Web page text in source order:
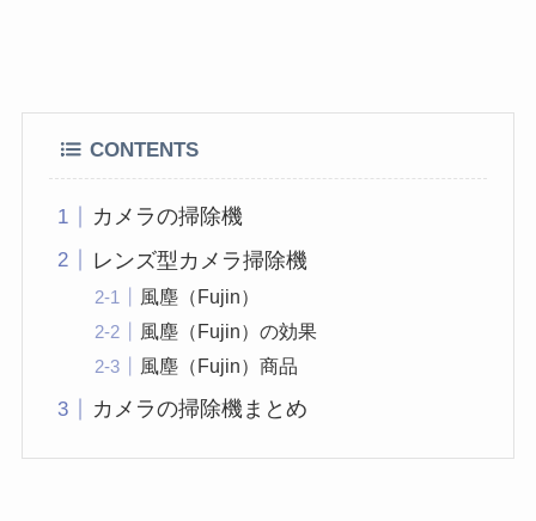
CONTENTS
カメラの掃除機
レンズ型カメラ掃除機
風塵（Fujin）
風塵（Fujin）の効果
風塵（Fujin）商品
カメラの掃除機まとめ